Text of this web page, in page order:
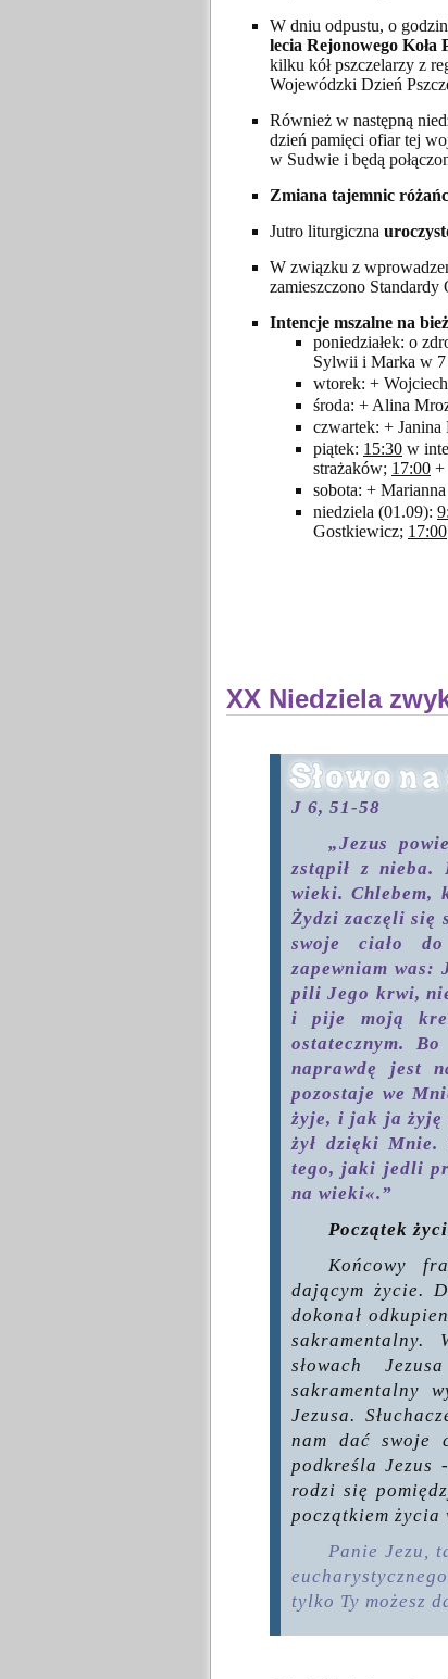
W dniu odpustu, o
lecia Rejonowego Koła
kilku kół pszczelarzy z
Wojewódzki Dzień
Również w następną
dzień pamięci ofiar tej
w Sudwie i będą
Zmiana tajemnic
Jutro liturgiczna
W związku z
zamieszczono
Intencje mszalne na
poniedziałek: o
Sylwii i Marka w 7
wtorek: +
środa: + Alina
czwartek: +
piątek: 15:30 w
strażaków; 17:00 +
sobota: +
niedziela (01.09):
Gostkiewicz; 17:00
XX Niedziela
J 6, 51-58
„Jezus
zstąpił z nieba.
wieki. Chlebem,
Żydzi zaczęli się
swoje ciało do
zapewniam was:
pili Jego krwi,
i pije moją
ostatecznym.
naprawdę jest
pozostaje we
żyje, i jak ja żyję
żył dzięki
tego, jaki jedli
na wieki«.”
Początek
Końcowy
dającym życie.
dokonał
sakramentalny.
słowach
sakramentalny
Jezusa.
nam dać swoje
podkreśla Jezus
rodzi się
początkiem życia
Panie Jezu,
tylko Ty możesz